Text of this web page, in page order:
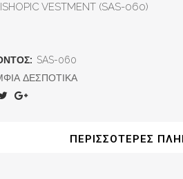
VESTMENT (SAS-060)
SAS-060
ΔΕΣΠΟΤΙΚΑ
ΠΕΡΙΣΣΌΤΕΡΕΣ